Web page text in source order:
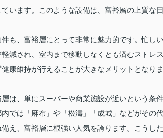
います。このような設備は、富裕層の上質な日
も、富裕層にとって非常に魅力的です。忙しい
減され、室内まで移動しなくとも済むストレス
康維持が行えることが大きなメリットとなりま
は、単にスーパーや商業施設が近いという条件
では「麻布」や「松濤」「成城」などがその代
え、富裕層に根強い人気を誇ります。こうした